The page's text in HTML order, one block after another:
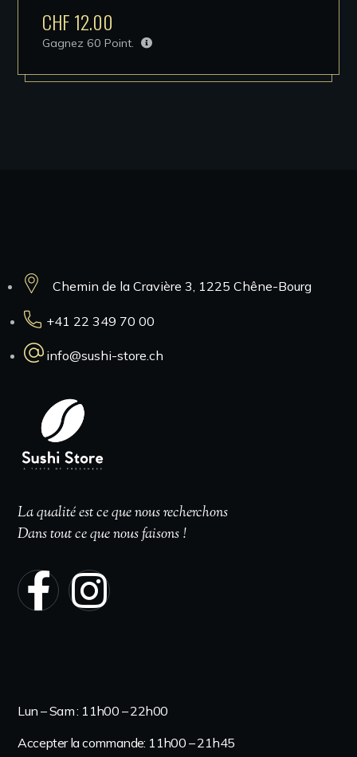
CHF12.00
Gagnez60 Point.
Chemin de la Cravière 3, 1225 Chêne-Bourg
+41 22 349 70 00
info@sushi-store.ch
La qualité est ce que nous recherchons
Dans tout ce que nous faisons !
Lun – Sam : 11h00 – 22h00
Accepter la commande: 11h00 – 21h45